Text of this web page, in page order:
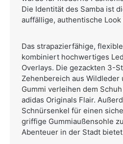
Die Identität des Samba ist
auffällige, authentische
Das strapazierfähige,
kombiniert hochwertiges
Overlays. Die gezackten 3-
Zehenbereich aus Wildleder
Gummi verleihen dem
adidas Originals Flair.
Schnürsenkel für einen
griffige Gummiaußensohle
Abenteuer in der Stadt